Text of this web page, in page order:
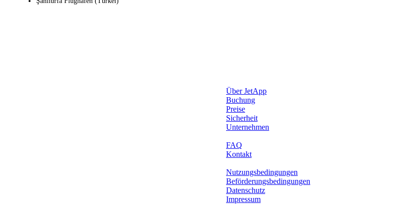
Über JetApp
Buchung
Preise
Sicherheit
Unternehmen
FAQ
Kontakt
Nutzungsbedingungen
Beförderungsbedingungen
Datenschutz
Impressum